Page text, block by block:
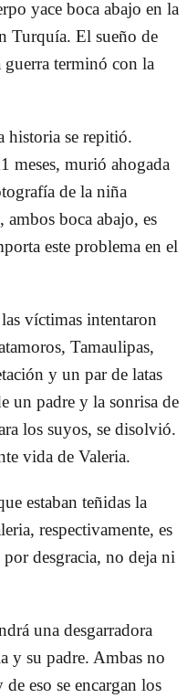
yace boca abajo en la
Turquía. El sueño de
terminó con la
historia se repitió.
meses, murió ahogada
de la niña
ambos boca abajo, es
este problema en el
víctimas intentaron
Tamaulipas,
y un par de latas
un padre y la sonrisa de
los suyos, se disolvió.
vida de Valeria.
estaban teñidas la
respectivamente, es
desgracia, no deja ni
una desgarradora
y su padre. Ambas no
eso se encargan los